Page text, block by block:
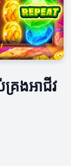
គ្រងអាជីវ